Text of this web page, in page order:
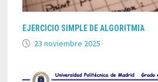
EJERCICIO SIMPLE DE ALGORITMIA
23 noviembre 2025